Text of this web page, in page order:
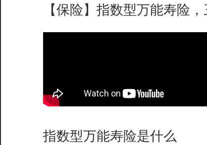
【保险】指数型万能寿险
指数型万能寿险是什么